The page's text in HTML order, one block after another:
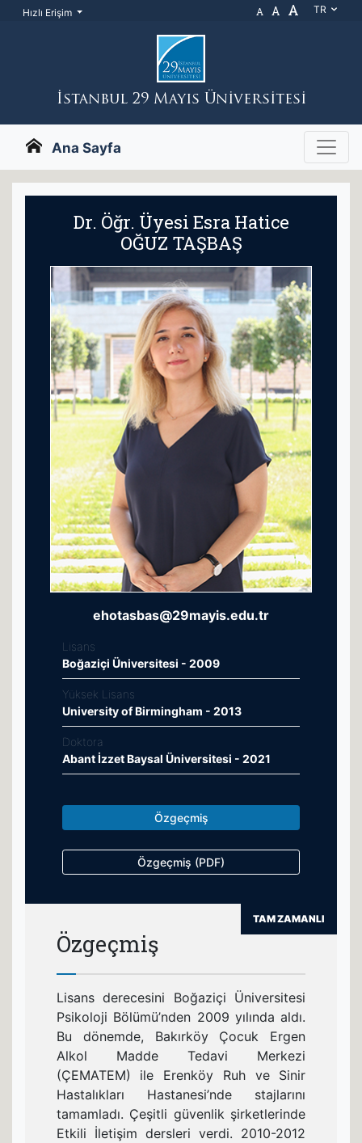
Hızlı Erişim A A A TR
İstanbul 29 Mayıs Üniversitesi
Ana Sayfa
Dr. Öğr. Üyesi Esra Hatice
OĞUZ TAŞBAŞ
ehotasbas@29mayis.edu.tr
Lisans
Boğaziçi Üniversitesi - 2009
Yüksek Lisans
University of Birmingham - 2013
Doktora
Abant İzzet Baysal Üniversitesi - 2021
Özgeçmiş
Özgeçmiş (PDF)
TAM ZAMANLI
Özgeçmiş
Lisans derecesini Boğaziçi Üniversitesi
Psikoloji Bölümü’nden 2009 yılında aldı.
Bu dönemde, Bakırköy Çocuk Ergen
Alkol Madde Tedavi Merkezi
(ÇEMATEM) ile Erenköy Ruh ve Sinir
Hastalıkları Hastanesi’nde stajlarını
tamamladı. Çeşitli güvenlik şirketlerinde
Etkili İletişim dersleri verdi. 2010-2012